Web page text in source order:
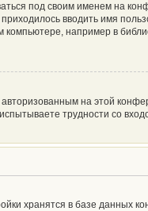
под своим именем на
вводить имя
например в
на этой
трудности со
хранятся в базе данных